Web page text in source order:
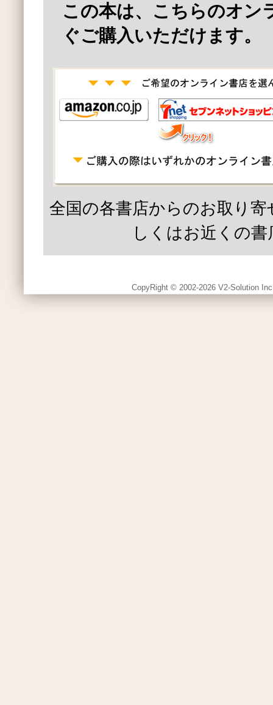
この本は、こちらのオン
ぐご購入いただけます。
全国の各書店からのお取り
しくはお近くの書
CopyRight © 2002-2026 V2-Solution